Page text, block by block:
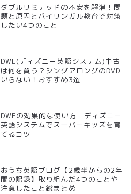
ダブルリミテッドの不安を解消！問
題と原因とバイリンガル教育で対策
したい4つのこと
DWE(ディズニー英語システム)中古
は何を買う？シングアロングのDVD
いらない！おすすめ3選
DWEの効果的な使い方｜ディズニー
英語システムでスーパーキッズを育
てるコツ
おうち英語ブログ【2歳半からの2年
間の記録】取り組んだ4つのことや
注意したこと総まとめ